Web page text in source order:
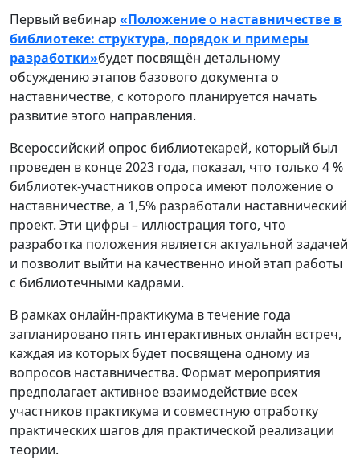
Первый вебинар «Положение о наставничестве в
библиотеке: структура, порядок и примеры
разработки»будет посвящён детальному
обсуждению этапов базового документа о
наставничестве, с которого планируется начать
развитие этого направления.
Всероссийский опрос библиотекарей, который был
проведен в конце 2023 года, показал, что только 4 %
библиотек-участников опроса имеют положение о
наставничестве, а 1,5% разработали наставнический
проект. Эти цифры – иллюстрация того, что
разработка положения является актуальной задачей
и позволит выйти на качественно иной этап работы
с библиотечными кадрами.
В рамках онлайн-практикума в течение года
запланировано пять интерактивных онлайн встреч,
каждая из которых будет посвящена одному из
вопросов наставничества. Формат мероприятия
предполагает активное взаимодействие всех
участников практикума и совместную отработку
практических шагов для практической реализации
теории.